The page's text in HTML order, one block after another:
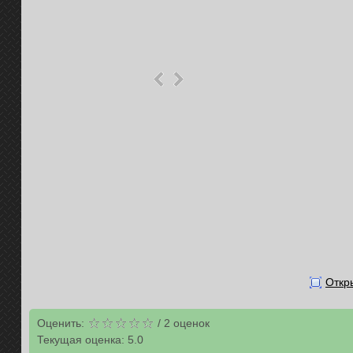
Оценить: / 2 оценок
Текущая оценка: 5.0